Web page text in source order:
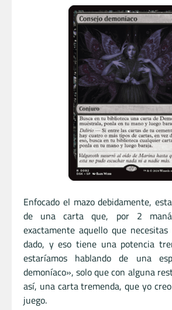
Enfocado el mazo debidamente,
de una carta que, por 2
exactamente aquello que
dado, y eso tiene una potencia
estaríamos hablando de una
demoníaco», solo que con alguna
así, una carta tremenda, que yo
juego.